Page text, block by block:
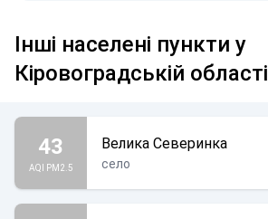
Інші населені пункти у
Кіровоградській області
43
AQI PM2.5
Велика Северинка
село